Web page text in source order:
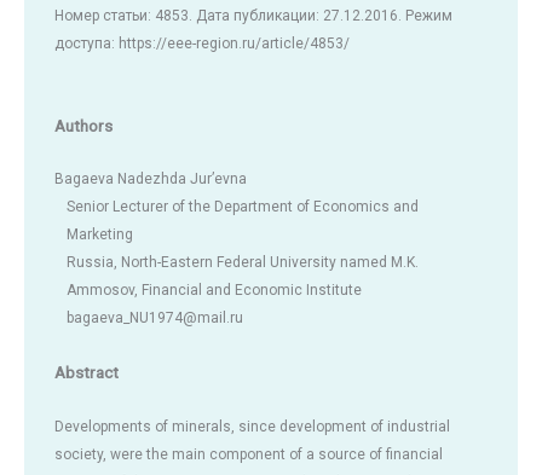
Номер статьи: 4853. Дата публикации: 27.12.2016. Режим
доступа: https://eee-region.ru/article/4853/
Authors
Bagaeva Nadezhda Jur’evna
Senior Lecturer of the Department of Economics and
Marketing
Russia, North-Eastern Federal University named M.K.
Ammosov, Financial and Economic Institute
bagaeva_NU1974@mail.ru
Abstract
Developments of minerals, since development of industrial
society, were the main component of a source of financial